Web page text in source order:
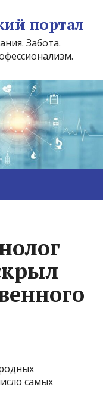
портал
Забота.
самых